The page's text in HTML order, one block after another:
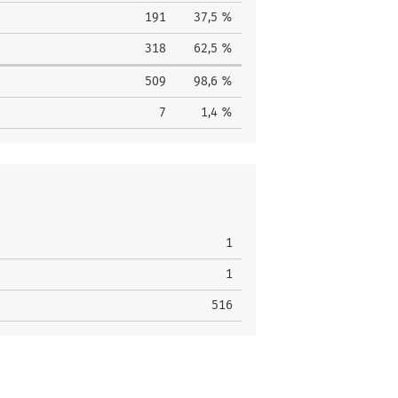
191 37,5 %
318 62,5 %
509 98,6 %
7 1,4 %
1
1
516